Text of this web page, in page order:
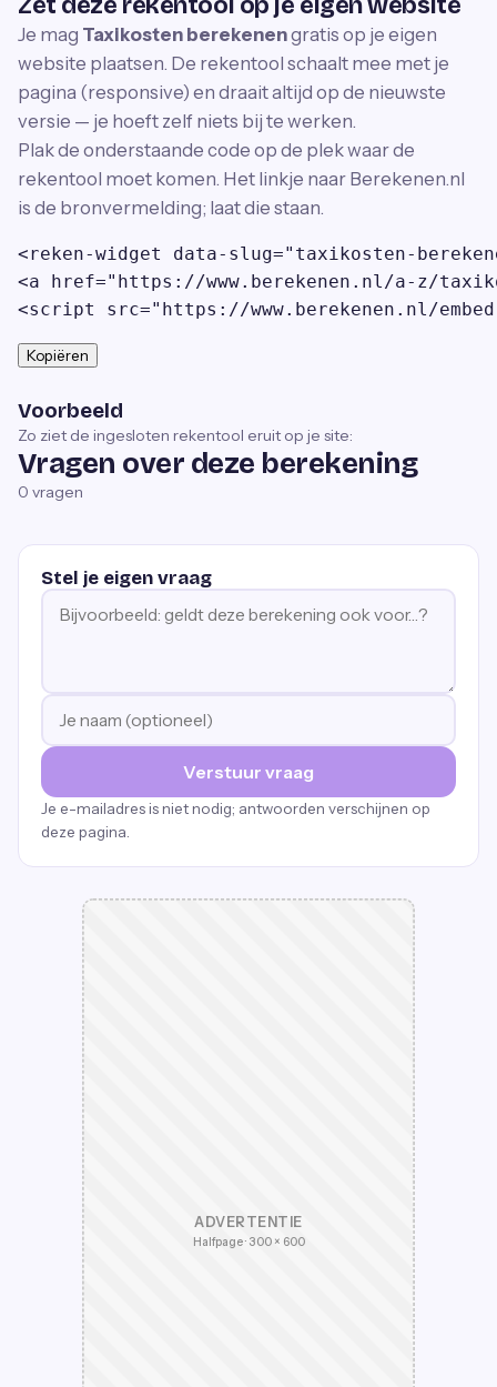
Je mag Taxikosten berekenengratis op je eigen
website plaatsen. De rekentool schaalt mee met je
pagina (responsive) en draait altijd op de nieuwste
versie — je hoeft zelf niets bij te werken.
Plak de onderstaande code op de plek waar de
rekentool moet komen. Het linkje naar Berekenen.nl
is de bronvermelding; laat die staan.
<reken-widget data-slug="taxikosten-
<a href="https://www.berekenen.nl/a-z/
<script src="https://www.berekenen.nl/
Kopiëren
Voorbeeld
Zo ziet de ingesloten rekentool eruit op je site:
Vragen over deze berekening
0 vragen
Stel je eigen vraag
Verstuur vraag
Je e-mailadres is niet nodig; antwoorden verschijnen op
deze pagina.
ADVERTENTIE
Halfpage · 300 × 600